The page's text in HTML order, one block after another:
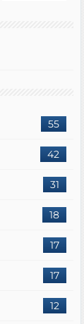
55
42
31
18
17
17
12